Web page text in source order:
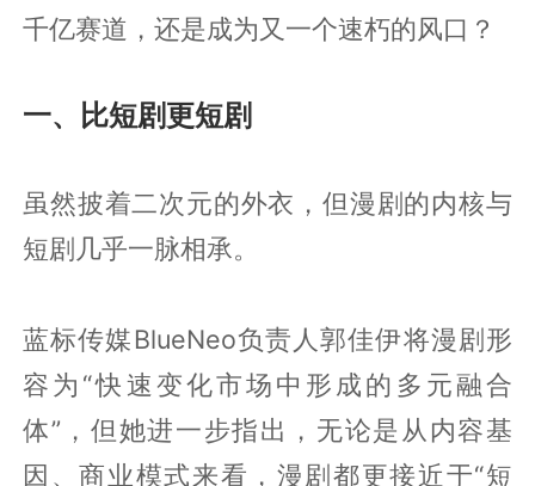
千亿赛道，还是成为又一个速朽的风口？
一、比短剧更短剧
虽然披着二次元的外衣，但漫剧的内核与
短剧几乎一脉相承。
蓝标传媒BlueNeo负责人郭佳伊将漫剧形
容为“快速变化市场中形成的多元融合
体”，但她进一步指出，无论是从内容基
因、商业模式来看，漫剧都更接近于“短